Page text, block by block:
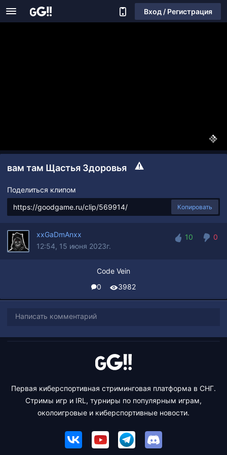
Вход / Регистрация
вам там Щастья Здоровья
Поделиться клипом
Копировать
xxGaDmAnxx
12:54, 15 июня 2023г.
10
0
Code Vein
0
3982
Написать комментарий
Первая киберспортивная стриминговая платформа в СНГ.
Стримы игр и IRL, турниры по популярным играм,
околоигровые и киберспортивные новости.